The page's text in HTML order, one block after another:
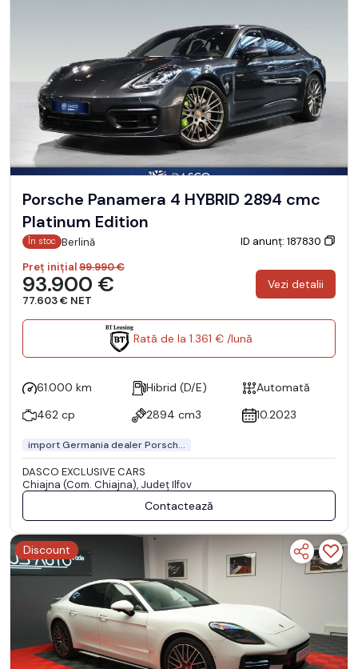
Porsche Panamera 4 HYBRID 2894 cmc
Platinum Edition
În stoc Berlină
ID anunț: 187830
Preț inițial99.990 €
93.900 €
77.603 € NET
Vezi detalii
Rată de la 1.361 € /lună
61.000 km Hibrid (D/E)
Automată
462 cp
2894 cm3 10.2023
import Germania dealer Porsch...
DASCO EXCLUSIVE CARS
Chiajna (Com. Chiajna), Județ Ilfov
Contactează
Discount